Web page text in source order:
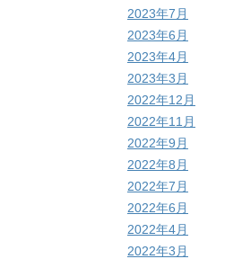
2023年7月
2023年6月
2023年4月
2023年3月
2022年12月
2022年11月
2022年9月
2022年8月
2022年7月
2022年6月
2022年4月
2022年3月